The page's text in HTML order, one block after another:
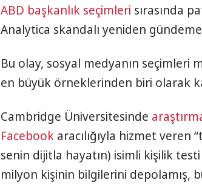
ABD başkanlık seçimleri sırasında
Analytica skandalı yeniden
Bu olay, sosyal medyanın seçimleri
en büyük örneklerinden biri olarak
Cambridge Üniversitesinde
Facebook aracılığıyla hizmet veren
senin dijitla hayatın) isimli kişilik testi
milyon kişinin bilgilerini depolamış,